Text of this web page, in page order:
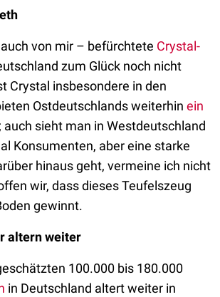
von mir – befürchtete Crystal-
zum Glück noch nicht
Crystal insbesondere in den
Ostdeutschlands weiterhin ein
; auch sieht man in Westdeutschland
Konsumenten, aber eine starke
hinaus geht, vermeine ich nicht
wir, dass dieses Teufelszeug
gewinnt.
altern weiter
100.000 bis 180.000
in Deutschland altert weiter in